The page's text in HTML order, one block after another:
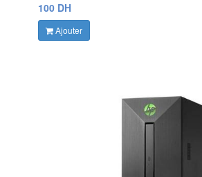
100 DH
Ajouter